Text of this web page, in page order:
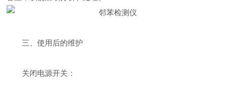
三、使用后的维护
关闭电源开关：